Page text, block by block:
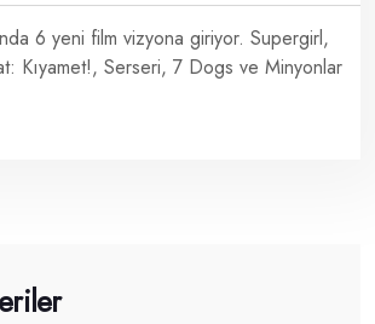
6 yeni film vizyona giriyor. Supergirl,
Kıyamet!, Serseri, 7 Dogs ve Minyonlar